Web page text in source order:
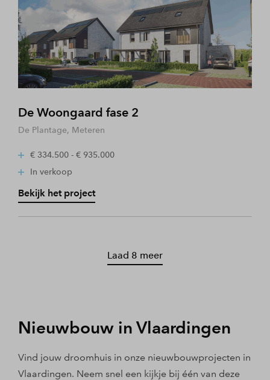
De Woongaard fase 2
De Plantage, Meteren
€ 334.500 - € 935.000
In verkoop
Bekijk het project
Laad 8 meer
Nieuwbouw in Vlaardingen
Vind jouw droomhuis in onze nieuwbouwprojecten in
Vlaardingen. Neem snel een kijkje bij één van deze